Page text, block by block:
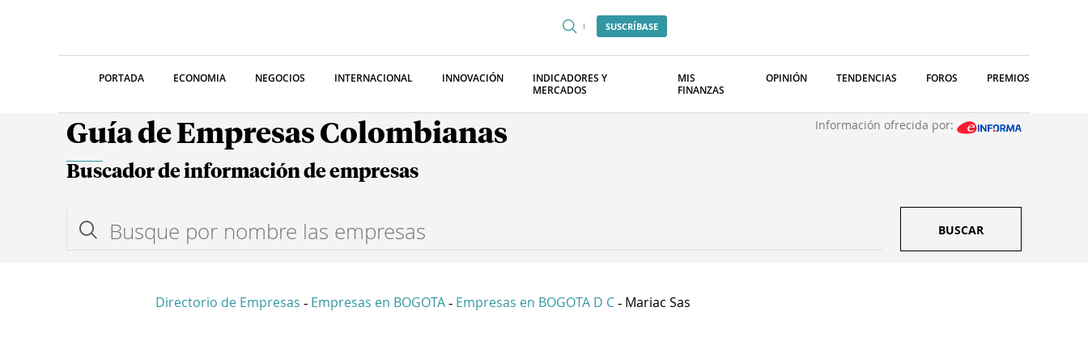
SUSCRÍBASE
PORTADA ECONOMIA NEGOCIOS INTERNACIONAL INNOVACIÓN
INDICADORES Y
MERCADOS
MIS
FINANZAS
OPINIÓN TENDENCIAS FOROS PREMIOS
Guía de Empresas Colombianas Información ofrecida por:
Buscador de información de empresas
BUSCAR
Directorio de Empresas - Empresas en BOGOTA - Empresas en BOGOTA D C - Mariac Sas